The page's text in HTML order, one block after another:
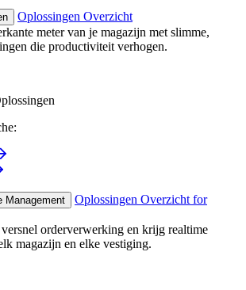
Oplossingen Overzicht
meter van je magazijn met slimme,
die productiviteit verhogen.
Management
Oplossingen Overzicht for
orderverwerking en krijg realtime
magazijn en elke vestiging.